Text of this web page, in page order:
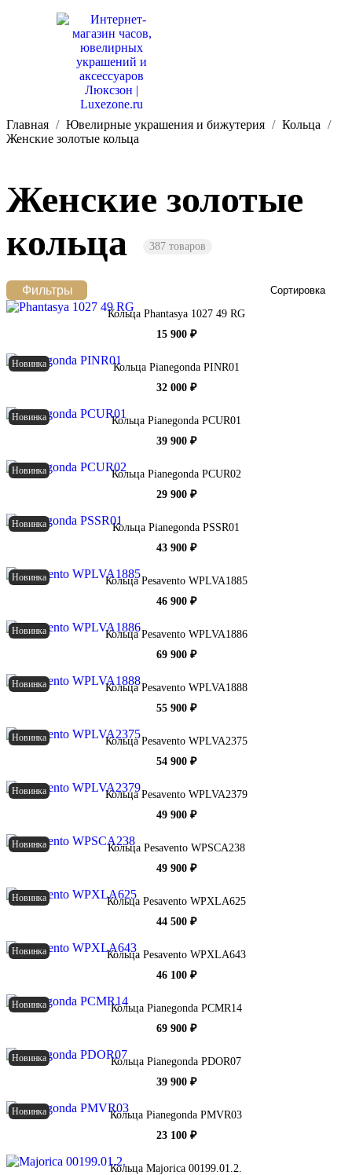
Главная Ювелирные украшения и бижутерия
Кольца
Женские золотые кольца
Женские золотые
кольца
387 товаров
Фильтры Сортировка
Кольца Phantasya 1027 49 RG
15 900 ₽
Новинка
Кольца Pianegonda PINR01
32 000 ₽
Новинка
Кольца Pianegonda PCUR01
39 900 ₽
Новинка
Кольца Pianegonda PCUR02
29 900 ₽
Новинка
Кольца Pianegonda PSSR01
43 900 ₽
Новинка
Кольца Pesavento WPLVA1885
46 900 ₽
Новинка
Кольца Pesavento WPLVA1886
69 900 ₽
Новинка
Кольца Pesavento WPLVA1888
55 900 ₽
Новинка
Кольца Pesavento WPLVA2375
54 900 ₽
Новинка
Кольца Pesavento WPLVA2379
49 900 ₽
Новинка
Кольца Pesavento WPSCA238
49 900 ₽
Новинка
Кольца Pesavento WPXLA625
44 500 ₽
Новинка
Кольца Pesavento WPXLA643
46 100 ₽
Новинка
Кольца Pianegonda PCMR14
69 900 ₽
Новинка
Кольца Pianegonda PDOR07
39 900 ₽
Новинка
Кольца Pianegonda PMVR03
23 100 ₽
Кольца Majorica 00199.01.2.